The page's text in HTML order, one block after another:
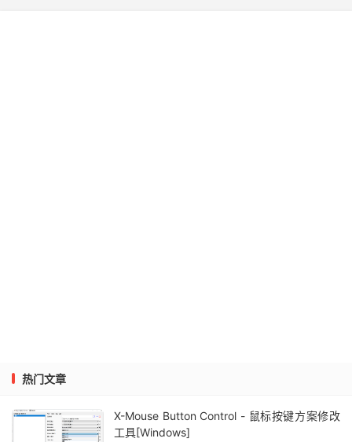
热门文章
X-Mouse Button Control - 鼠标按键方案修改
工具[Windows]